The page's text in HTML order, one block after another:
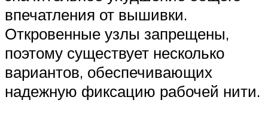
впечатления от вышивки.
Откровенные узлы запрещены,
поэтому существует несколько
вариантов, обеспечивающих
надежную фиксацию рабочей нити.